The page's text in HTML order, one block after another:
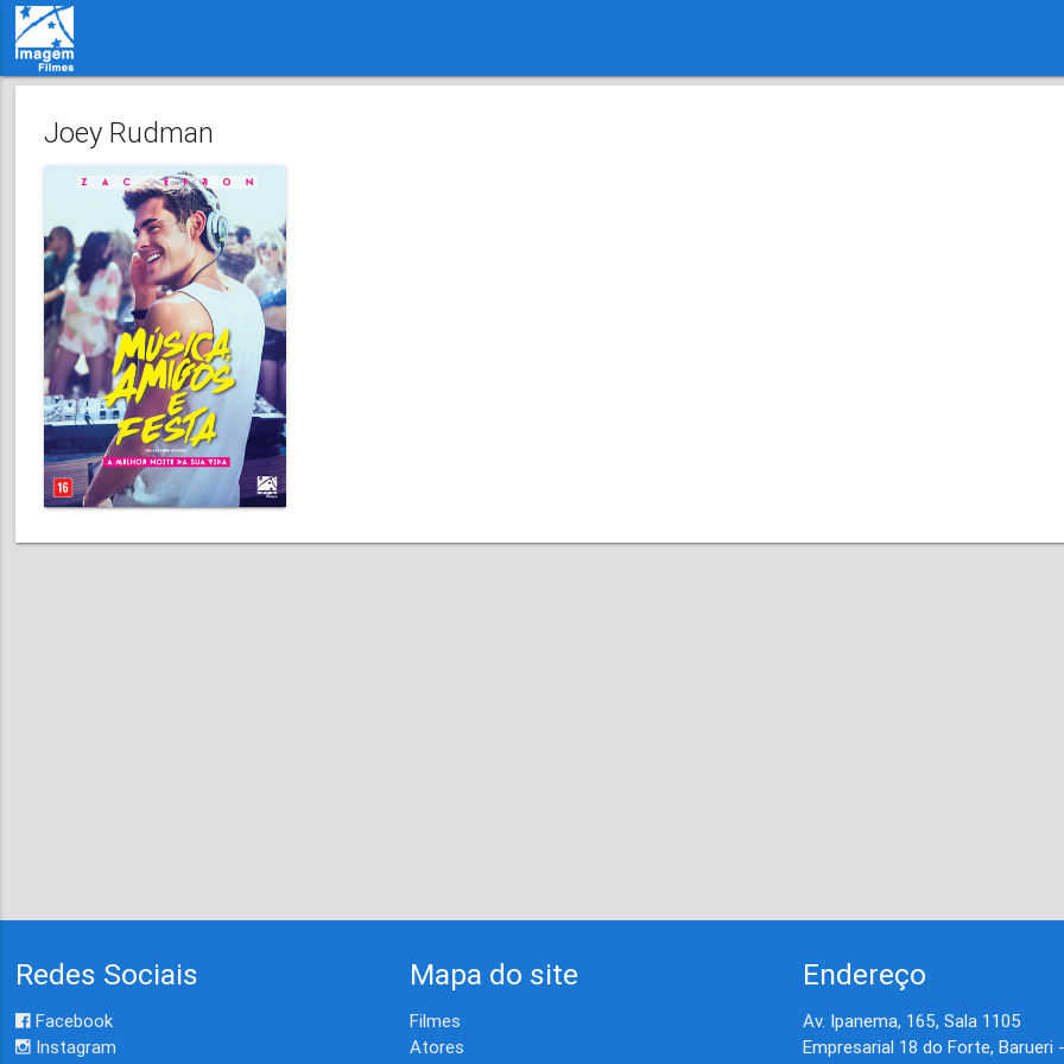
Joey Rudman
Redes Sociais
Facebook
Instagram
Mapa do site
Filmes
Atores
Endereço
Av. Ipanema, 165, Sala 1105
Empresarial 18 do Forte, Barueri